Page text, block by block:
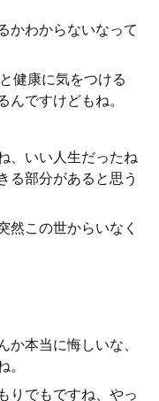
かわからないなって
健康に気をつける
んですけどもね。
、いい人生だったね
る部分があると思う
然この世からいなく
本当に悔しいな、
りでもですね、やっ